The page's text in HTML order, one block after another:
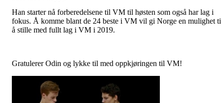
Han starter nå forberedelsene til VM til høsten som også har lag i
fokus. Å komme blant de 24 beste i VM vil gi Norge en mulighet
å stille med fullt lag i VM i 2019.
Gratulerer Odin og lykke til med oppkjøringen til VM!